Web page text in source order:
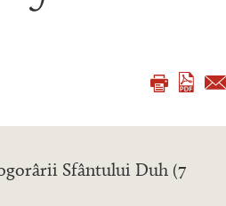
Sfântului Duh (7